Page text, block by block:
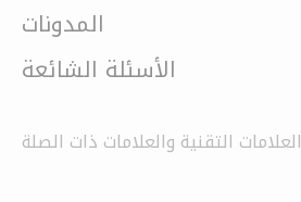
المدونات
الأسئلة الشائعة
التقنية والعلامات ذات الصلة